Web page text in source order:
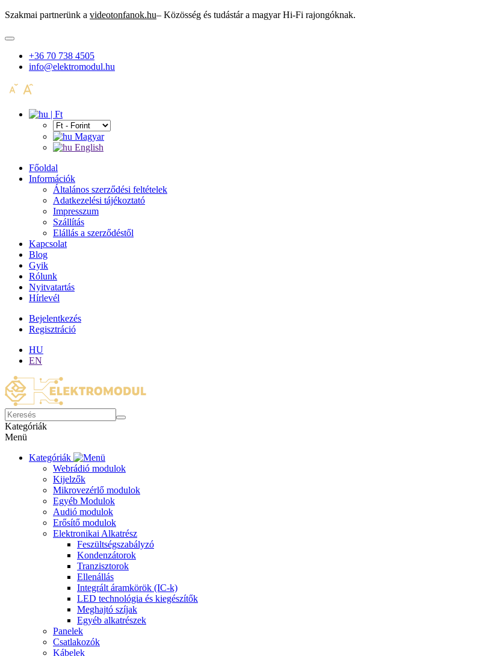
Szakmai partnerünk a videotonfanok.hu– Közösség és tudástár a magyar Hi-Fi rajongóknak.
+36 70 738 4505
info@elektromodul.hu
| Ft
Magyar
English
Főoldal
Információk
Általános szerződési feltételek
Adatkezelési tájékoztató
Impresszum
Szállítás
Elállás a szerződéstől
Kapcsolat
Blog
Gyik
Rólunk
Nyitvatartás
Hírlevél
Bejelentkezés
Regisztráció
HU
EN
Kategóriák
Menü
Kategóriák
Webrádió modulok
Kijelzők
Mikrovezérlő modulok
Egyéb Modulok
Audió modulok
Erősítő modulok
Elektronikai Alkatrész
Feszültségszabályzó
Kondenzátorok
Tranzisztorok
Ellenállás
Integrált áramkörök (IC-k)
LED technológia és kiegészítők
Meghajtó szíjak
Egyéb alkatrészek
Panelek
Csatlakozók
Kábelek